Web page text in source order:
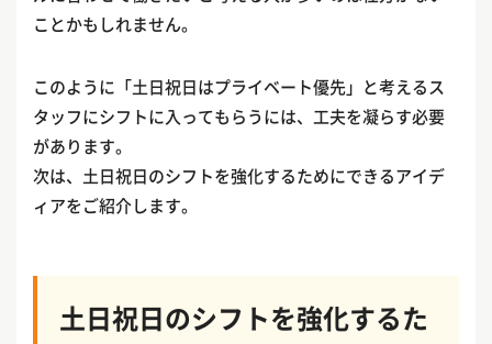
ことかもしれません。
このように「土日祝日はプライベート優先」と考えるス
タッフにシフトに入ってもらうには、工夫を凝らす必要
があります。
次は、土日祝日のシフトを強化するためにできるアイデ
ィアをご紹介します。
土日祝日のシフトを強化するた